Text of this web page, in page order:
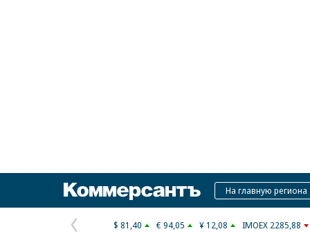
КоммерсантъНа главную региона
$ 81,40 € 94,05 ¥ 12,08 IMOEX 2285,88